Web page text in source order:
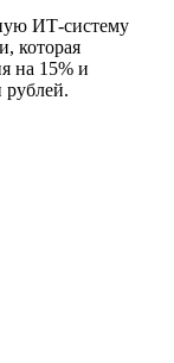
ИТ-систему
которая
на 15% и
рублей.